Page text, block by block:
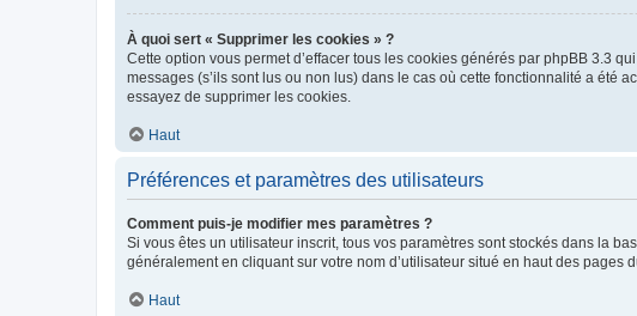
À quoi sert « Supprimer les cookies » ?
Cette option vous permet d’effacer tous les cookies générés par phpBB 3.3
messages (s’ils sont lus ou non lus) dans le cas où cette fonctionnalité a été
essayez de supprimer les cookies.
Haut
Préférences et paramètres des utilisateurs
Comment puis-je modifier mes paramètres ?
Si vous êtes un utilisateur inscrit, tous vos paramètres sont stockés dans la
généralement en cliquant sur votre nom d’utilisateur situé en haut des pages
Haut